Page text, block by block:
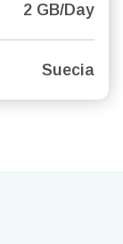
2 GB/Day
Suecia